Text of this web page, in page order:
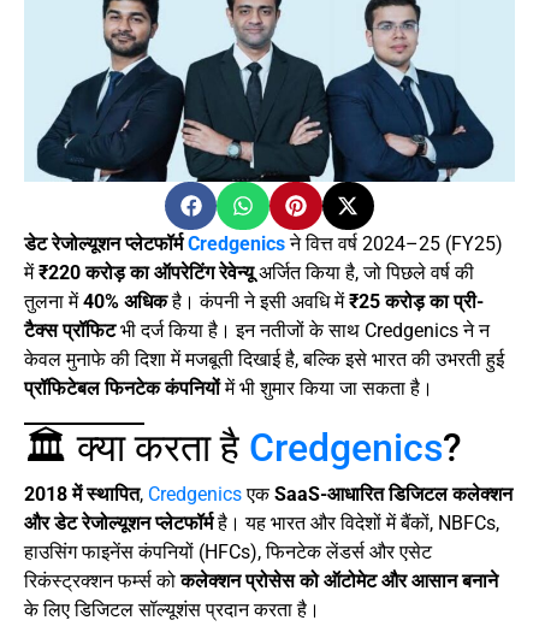
डेट रेजोल्यूशन प्लेटफॉर्मCredgenicsने वित्त वर्ष 2024–25 (FY25)
में₹220 करोड़ का ऑपरेटिंग रेवेन्यूअर्जित किया है, जो पिछले वर्ष की
तुलना में40% अधिकहै। कंपनी ने इसी अवधि में₹25 करोड़ का प्री-
टैक्स प्रॉफिटभी दर्ज किया है। इन नतीजों के साथ Credgenics ने न
केवल मुनाफे की दिशा में मजबूती दिखाई है, बल्कि इसे भारत की उभरती हुई
प्रॉफिटेबल फिनटेक कंपनियोंमें भी शुमार किया जा सकता है।
🏛 क्या करता है Credgenics?
2018 में स्थापित, CredgenicsएकSaaS-आधारित डिजिटल कलेक्शन
और डेट रेजोल्यूशन प्लेटफॉर्महै। यह भारत और विदेशों में बैंकों, NBFCs,
हाउसिंग फाइनेंस कंपनियों (HFCs), फिनटेक लेंडर्स और एसेट
रिकंस्ट्रक्शन फर्म्स कोकलेक्शन प्रोसेस को ऑटोमेट और आसान बनाने
के लिए डिजिटल सॉल्यूशंस प्रदान करता है।